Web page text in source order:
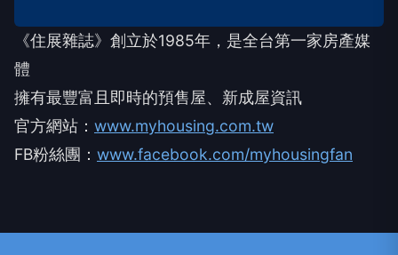
《住展雜誌》創立於1985年，是全台第一家房產媒
體
擁有最豐富且即時的預售屋、新成屋資訊
官方網站： www.myhousing.com.tw
FB粉絲團： www.facebook.com/myhousingfan